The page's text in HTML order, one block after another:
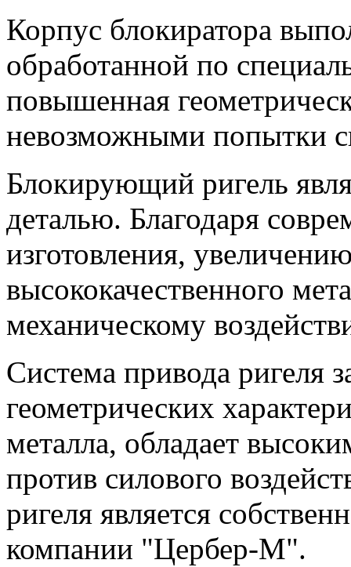
Корпус блокиратора
обработанной по
повышенная
невозможными попытки
Блокирующий ригель
деталью. Благодаря
изготовления,
высококачественного
механическому
Система привода ригеля
геометрических
металла, обладает
против силового
ригеля является
компании "Цербер-М".